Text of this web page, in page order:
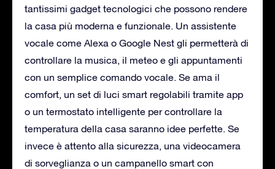
tantissimi gadget tecnologici che possono rendere
la casa più moderna e funzionale. Un assistente
vocale come Alexa o Google Nest gli permetterà di
controllare la musica, il meteo e gli appuntamenti
con un semplice comando vocale. Se ama il
comfort, un set di luci smart regolabili tramite app
o un termostato intelligente per controllare la
temperatura della casa saranno idee perfette. Se
invece è attento alla sicurezza, una videocamera
di sorveglianza o un campanello smart con